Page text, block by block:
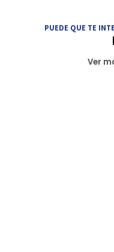
PUEDE QUE TE
Ver